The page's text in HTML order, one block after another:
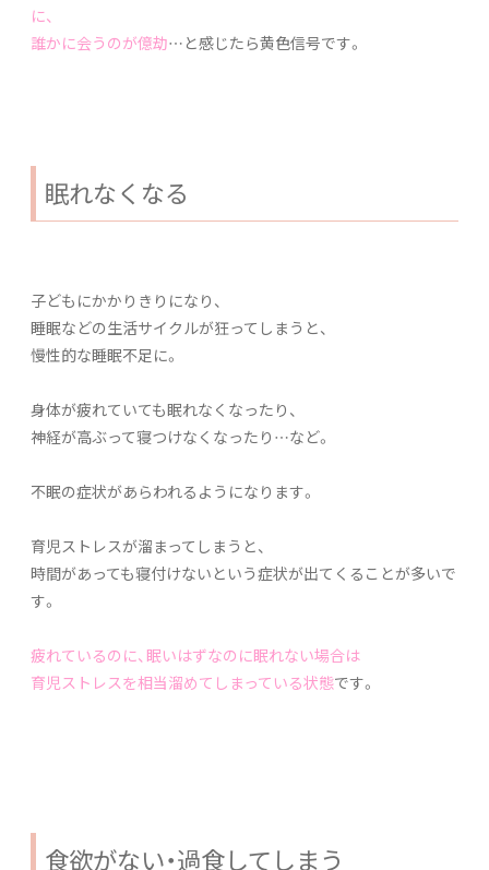
に、
誰かに会うのが億劫…と感じたら黄色信号です。
眠れなくなる
子どもにかかりきりになり、
睡眠などの生活サイクルが狂ってしまうと、
慢性的な睡眠不足に。
身体が疲れていても眠れなくなったり、
神経が高ぶって寝つけなくなったり…など。
不眠の症状があらわれるようになります。
育児ストレスが溜まってしまうと、
時間があっても寝付けないという症状が出てくることが多いで
す。
疲れているのに、眠いはずなのに眠れない場合は
育児ストレスを相当溜めてしまっている状態です。
食欲がない・過食してしまう